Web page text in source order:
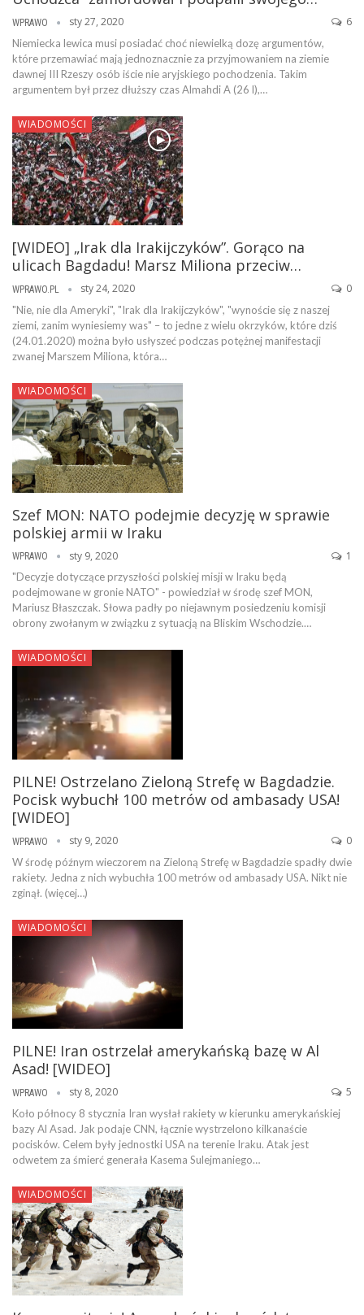
WPRAWO sty 27, 2020 6
Niemiecka lewica musi posiadać choć niewielką dozę argumentów,
które przemawiać mają jednoznacznie za przyjmowaniem na ziemie
dawnej III Rzeszy osób iście nie aryjskiego pochodzenia. Takim
argumentem był przez dłuższy czas Almahdi A (26 l),…
WIADOMOŚCI
[WIDEO] „Irak dla Irakijczyków”. Gorąco na
ulicach Bagdadu! Marsz Miliona przeciw…
WPRAWO.PL sty 24, 2020 0
"Nie, nie dla Ameryki", "Irak dla Irakijczyków", "wynoście się z naszej
ziemi, zanim wyniesiemy was" – to jedne z wielu okrzyków, które dziś
(24.01.2020) można było usłyszeć podczas potężnej manifestacji
zwanej Marszem Miliona, która…
WIADOMOŚCI
Szef MON: NATO podejmie decyzję w sprawie
polskiej armii w Iraku
WPRAWO sty 9, 2020 1
"Decyzje dotyczące przyszłości polskiej misji w Iraku będą
podejmowane w gronie NATO" - powiedział w środę szef MON,
Mariusz Błaszczak. Słowa padły po niejawnym posiedzeniu komisji
obrony zwołanym w związku z sytuacją na Bliskim Wschodzie.…
WIADOMOŚCI
PILNE! Ostrzelano Zieloną Strefę w Bagdadzie.
Pocisk wybuchł 100 metrów od ambasady USA!
[WIDEO]
WPRAWO sty 9, 2020 0
W środę późnym wieczorem na Zieloną Strefę w Bagdadzie spadły dwie
rakiety. Jedna z nich wybuchła 100 metrów od ambasady USA. Nikt nie
zginął. (więcej…)
WIADOMOŚCI
PILNE! Iran ostrzelał amerykańską bazę w Al
Asad! [WIDEO]
WPRAWO sty 8, 2020 5
Koło północy 8 stycznia Iran wysłał rakiety w kierunku amerykańskiej
bazy Al Asad. Jak podaje CNN, łącznie wystrzelono kilkanaście
pocisków. Celem były jednostki USA na terenie Iraku. Atak jest
odwetem za śmierć generała Kasema Sulejmaniego…
WIADOMOŚCI